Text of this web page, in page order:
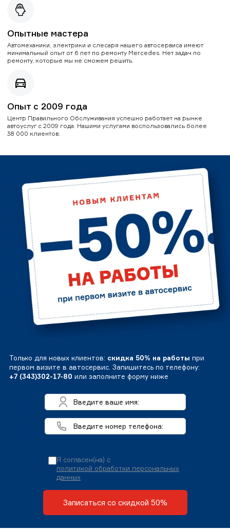
Опытные мастера
Автомеханики, электрики и слесаря нашего автосервиса имеют
минимальный опыт от 6 лет по ремонту Mercedes. Нет задач по
ремонту, которые мы не сможем решить.
Опыт с 2009 года
Центр Правильного Обслуживания успешно работает на рынке
автоуслуг с 2009 года. Нашими услугами воспользовались более
38 000 клиентов.
Только для новых клиентов: скидка 50% на работы при
первом визите в автосервис. Запишитесь по телефону:
+7 (343)302-17-80 или заполните форму ниже
Я согласен(на) с
политикой обработки персональных
данных
Записаться со скидкой 50%